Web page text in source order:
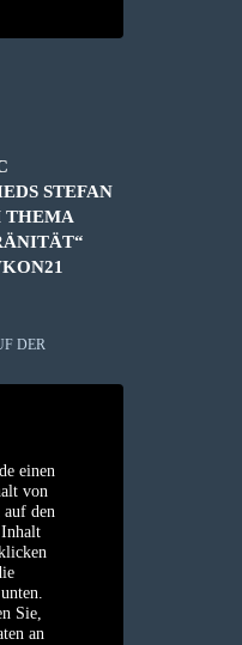
STEFAN
THEMA
DER
einen
von
den
Sie,
an